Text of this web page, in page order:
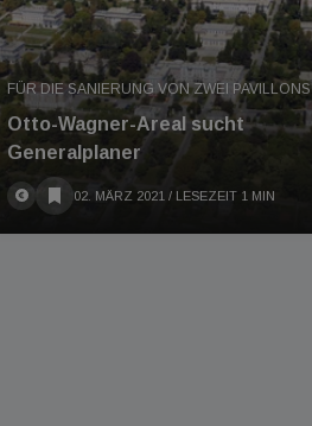
FÜR DIE SANIERUNG VON ZWEI PAVILLONS
Otto-Wagner-Areal sucht
Generalplaner
02. MÄRZ 2021 / LESEZEIT 1 MIN